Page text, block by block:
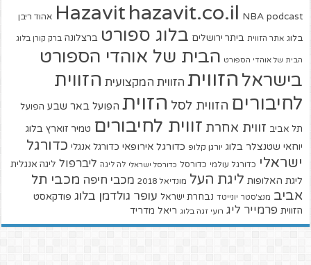
Hazavit hazavit.co.il NBA podcast אהוד ריבן
בלוג אתר הזווית ביתר ירושלים בלוג ספורט ברצלונה ברק קורן בלוג
הבית של אוהדי הספורט הבית של אוהדי הספורט
בישראל הזווית הזווית המקצועית הזווית
לחיבורים הזווית לסל הזוית הפועל באר שבע הפועל
תל אביב זווית אחרת זווית לחיבורים טמיר זוארץ בלוג
יוחאי שטנצלר בלוג יורגן קלופ כדורגל אירופאי כדורגל אנגלי כדורגל
ישראלי כדורגל עולמי כדורסל כדורסל ישראלי לה ליגה ליברפול ליגה אנגלית
ליגת האלופות ליגת העל מונדיאל 2018 מכבי חיפה מכבי תל
אביב מנצ'סטר יונייטד נבחרת ישראל עופר גולדמן בלוג פודקאסט
הזווית פרמייר ליג רועי זגה בלוג ריאל מדריד